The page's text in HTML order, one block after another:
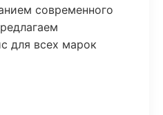
современного
для всех марок